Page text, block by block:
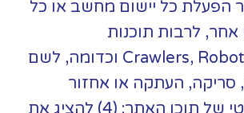
הפעלת כל יישום מחשב או כל
אחר, לרבות תוכנות
מסוגCrawlers, Robots וכדומה, לשם
סריקה, העתקה או אחזור
אוטומטי של תוכן האתר; (4) להציג את